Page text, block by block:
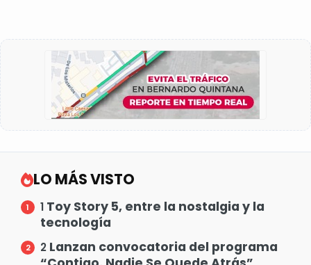
LO MÁS VISTO
1 Toy Story 5, entre la nostalgia y la
tecnología
2 Lanzan convocatoria del programa